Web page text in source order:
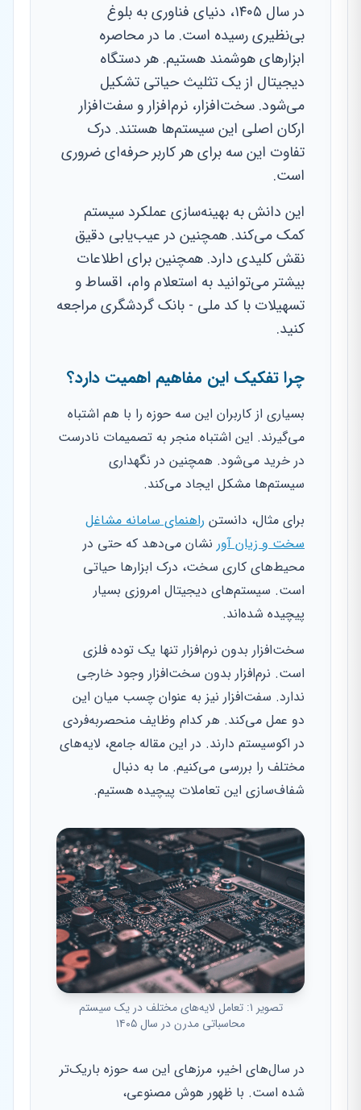
در سال ۱۴۰۵، دنیای فناوری به بلوغ
بی‌نظیری رسیده است. ما در محاصره
ابزارهای هوشمند هستیم. هر دستگاه
دیجیتال از یک تثلیث حیاتی تشکیل
می‌شود. سخت‌افزار، نرم‌افزار و سفت‌افزار
ارکان اصلی این سیستم‌ها هستند. درک
تفاوت این سه برای هر کاربر حرفه‌ای ضروری
است.
این دانش به بهینه‌سازی عملکرد سیستم
کمک می‌کند. همچنین در عیب‌یابی دقیق
نقش کلیدی دارد. همچنین برای اطلاعات
بیشتر می‌توانید به استعلام وام، اقساط و
تسهیلات با کد ملی - بانک گردشگری مراجعه
کنید.
چرا تفکیک این مفاهیم اهمیت دارد؟
بسیاری از کاربران این سه حوزه را با هم اشتباه
می‌گیرند. این اشتباه منجر به تصمیمات نادرست
در خرید می‌شود. همچنین در نگهداری
سیستم‌ها مشکل ایجاد می‌کند.
برای مثال، دانستن راهنمای سامانه مشاغل
سخت و زیان آور نشان می‌دهد که حتی در
محیط‌های کاری سخت، درک ابزارها حیاتی
است. سیستم‌های دیجیتال امروزی بسیار
پیچیده شده‌اند.
سخت‌افزار بدون نرم‌افزار تنها یک توده فلزی
است. نرم‌افزار بدون سخت‌افزار وجود خارجی
ندارد. سفت‌افزار نیز به عنوان چسب میان این
دو عمل می‌کند. هر کدام وظایف منحصربه‌فردی
در اکوسیستم دارند. در این مقاله جامع، لایه‌های
مختلف را بررسی می‌کنیم. ما به دنبال
شفاف‌سازی این تعاملات پیچیده هستیم.
تصویر ۱: تعامل لایه‌های مختلف در یک سیستم
محاسباتی مدرن در سال ۱۴۰۵
در سال‌های اخیر، مرزهای این سه حوزه باریک‌تر
شده است. با ظهور هوش مصنوعی،